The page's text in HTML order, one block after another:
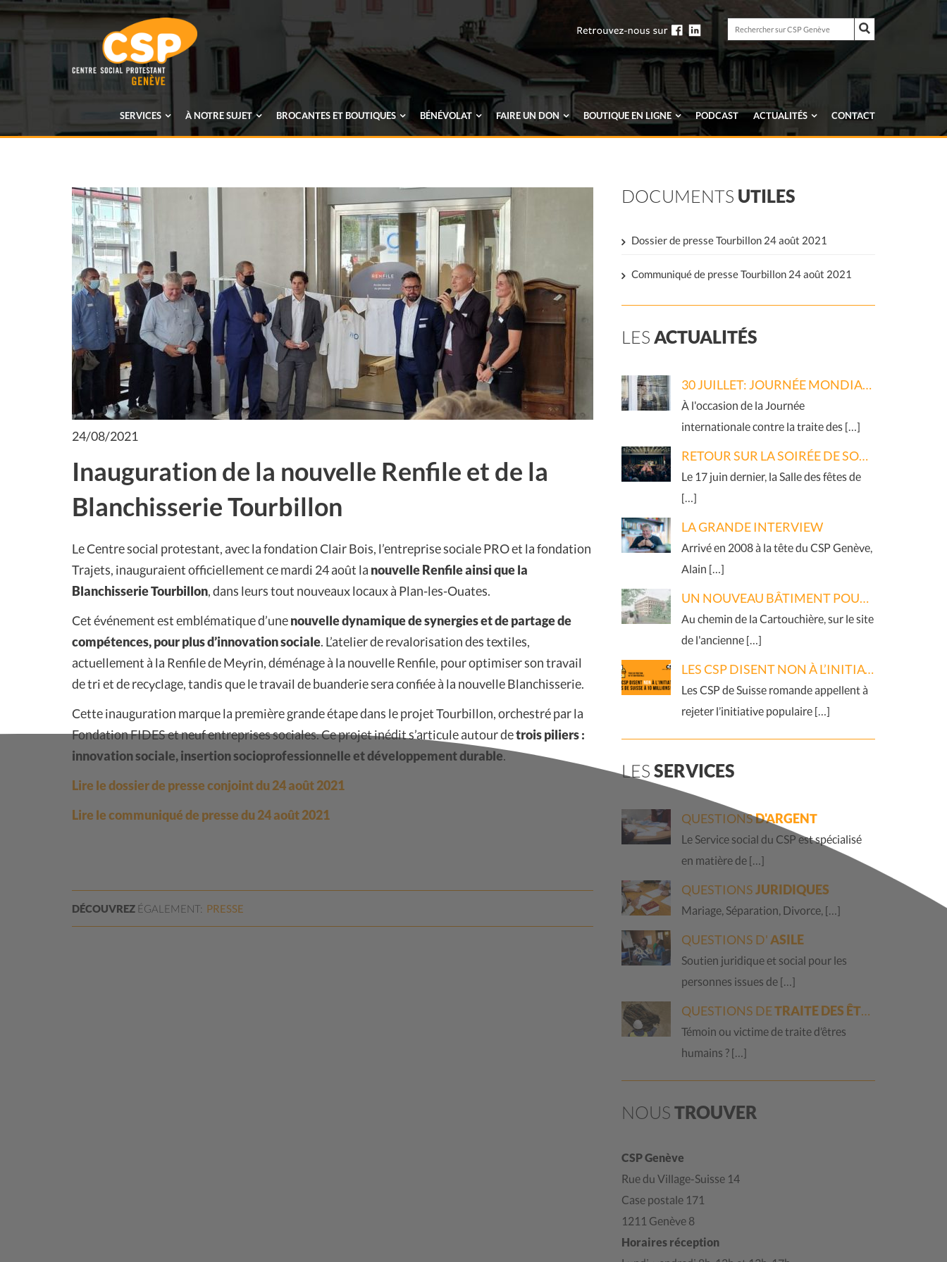
Rechercher
sur
CSP
Genève
Rechercher
SERVICES À NOTRE SUJET BROCANTES ET BOUTIQUES BÉNÉVOLAT FAIRE UN DON BOUTIQUEEN LIGNE PODCAST ACTUALITÉS CONTACT
24/08/2021
Inauguration de la nouvelle Renfile et de la
Blanchisserie Tourbillon
Le Centre social protestant, avec la fondation Clair Bois, l’entreprise sociale PRO et la fondation
Trajets, inauguraient officiellement ce mardi 24 août la nouvelle Renfile ainsi que la
Blanchisserie Tourbillon, dans leurs tout nouveaux locaux à Plan-les-Ouates.
Cet événement est emblématique d’unenouvelle dynamique de synergies et de partage de
compétences, pour plus d’innovation sociale. L’atelier de revalorisation des textiles,
actuellement à la Renfile de Meyrin, déménage à la nouvelle Renfile, pour optimiser son travail
de tri et de recyclage, tandis que le travail de buanderie sera confiée à la nouvelle Blanchisserie.
Cette inauguration marque la première grande étape dans le projet Tourbillon, orchestré par la
Fondation FIDES et neuf entreprises sociales. Ce projet inédit s’articule autour detrois piliers :
innovation sociale, insertion socioprofessionnelle et développement durable.
Lire le dossier de presse conjoint du 24 août 2021
Lire le communiqué de presse du 24 août 2021
DÉCOUVREZ ÉGALEMENT: PRESSE
DOCUMENTS UTILES
Dossier de presse Tourbillon 24 août 2021
Communiqué de presse Tourbillon 24 août 2021
LES ACTUALITÉS
30 JUILLET: JOURNÉE MONDIALE DE LUTTE CONTRE LA TRAITE DES ÊTRES HUMAINS
À l'occasion de la Journée
internationale contre la traite des […]
RETOUR SUR LA SOIRÉE DE SOUTIEN 2026
Le 17 juin dernier, la Salle des fêtes de
[…]
LA GRANDE INTERVIEW
Arrivé en 2008 à la tête du CSP Genève,
Alain […]
UN NOUVEAU BÂTIMENT POUR LE RÉSEAU
Au chemin de la Cartouchière, sur le site
de l'ancienne […]
LES CSP DISENT NON À L’INITIATIVE « PAS DE SUISSE À 10 MILLIONS ! »
Les CSP de Suisse romande appellent à
rejeter l’initiative populaire […]
LES SERVICES
QUESTIONSD'ARGENT
Le Service social du CSP est spécialisé
en matière de […]
QUESTIONSJURIDIQUES
Mariage, Séparation, Divorce, […]
QUESTIONS D'ASILE
Soutien juridique et social pour les
personnes issues de […]
QUESTIONS DETRAITE DES ÊTRES HUMAINS
Témoin ou victime de traite d’êtres
humains ? […]
NOUS TROUVER
CSP Genève
Rue du Village-Suisse 14
Case postale 171
1211 Genève 8
Horaires réception